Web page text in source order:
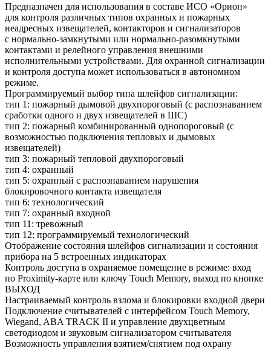
Предназначен для использования в составе ИСО «Орион»
для контроля различных типов охранных и пожарных
неадресных извещателей, контакторов и сигнализаторов
с нормально-замкнутыми или нормально-разомкнутыми
контактами и релейного управления внешними
исполнительными устройствами. Для охранной сигнализации
и контроля доступа может использоваться в автономном
режиме.
Программируемый выбор типа шлейфов сигнализации:
тип 1: пожарный дымовой двухпороговый (с распознаванием
сработки одного и двух извещателей в ШС)
тип 2: пожарный комбинированный однопороговый (с
возможностью подключения тепловых и дымовых
извещателей)
тип 3: пожарный тепловой двухпороговый
тип 4: охранный
тип 5: охранный с распознаванием нарушения
блокировочного контакта извещателя
тип 6: технологический
тип 7: охранный входной
тип 11: тревожный
тип 12: программируемый технологический
Отображение состояния шлейфов сигнализации и состояния
прибора на 5 встроенных индикаторах
Контроль доступа в охраняемое помещение в режиме: вход
по Proximity-карте или ключу Touch Memory, выход по кнопке
ВЫХОД
Настраиваемый контроль взлома и блокировки входной двери
Подключение считывателей с интерфейсом Touch Memory,
Wiegand, ABA TRACK II и управление двухцветным
светодиодом и звуковым сигнализатором считывателя
Возможность управления взятием/снятием под охрану